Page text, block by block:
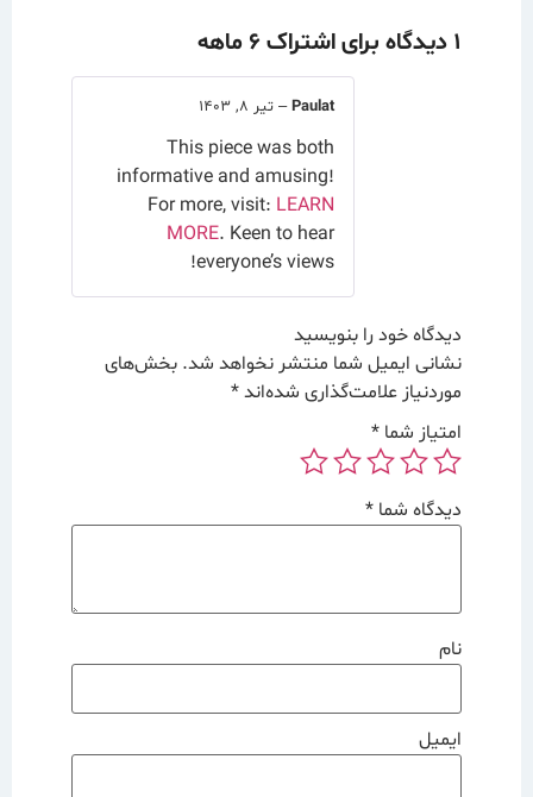
1 دیدگاه برای اشتراک ۶ ماهه
Paulat
– تیر ۸, ۱۴۰۳
This piece was both
informative and amusing!
For more, visit: LEARN
MORE. Keen to hear
everyone’s views!
دیدگاه خود را بنویسید
نشانی ایمیل شما منتشر نخواهد شد. بخش‌های
موردنیاز علامت‌گذاری شده‌اند*
امتیاز شما *
دیدگاه شما *
نام
ایمیل